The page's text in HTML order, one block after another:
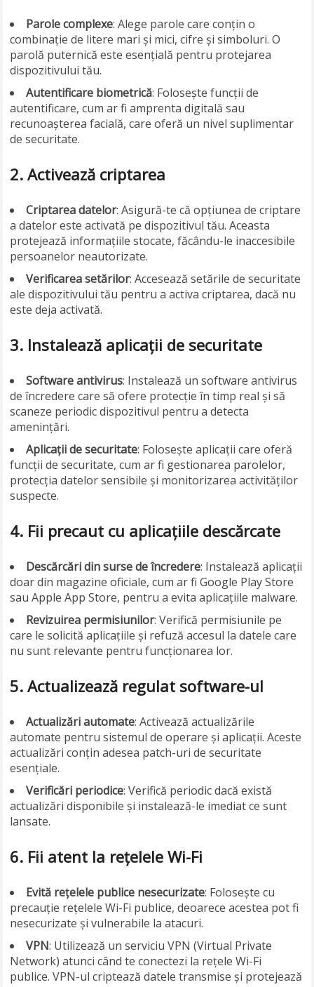
Parole complexe: Alege parole care conțin o
combinație de litere mari și mici, cifre și simboluri. O
parolă puternică este esențială pentru protejarea
dispozitivului tău.
Autentificare biometrică: Folosește funcții de
autentificare, cum ar fi amprenta digitală sau
recunoașterea facială, care oferă un nivel suplimentar
de securitate.
2.Activează criptarea
Criptarea datelor: Asigură-te că opțiunea de criptare
a datelor este activată pe dispozitivul tău. Aceasta
protejează informațiile stocate, făcându-le inaccesibile
persoanelor neautorizate.
Verificarea setărilor: Accesează setările de securitate
ale dispozitivului tău pentru a activa criptarea, dacă nu
este deja activată.
3. Instalează aplicații de securitate
Software antivirus: Instalează un software antivirus
de încredere care să ofere protecție în timp real și să
scaneze periodic dispozitivul pentru a detecta
amenințări.
Aplicații de securitate: Folosește aplicații care oferă
funcții de securitate, cum ar fi gestionarea parolelor,
protecția datelor sensibile și monitorizarea activităților
suspecte.
4. Fii precaut cu aplicațiile descărcate
Descărcări din surse de încredere: Instalează aplicații
doar din magazine oficiale, cum ar fi Google Play Store
sau Apple App Store, pentru a evita aplicațiile malware.
Revizuirea permisiunilor: Verifică permisiunile pe
care le solicită aplicațiile și refuză accesul la datele care
nu sunt relevante pentru funcționarea lor.
5.Actualizează regulat software-ul
Actualizări automate: Activează actualizările
automate pentru sistemul de operare și aplicații. Aceste
actualizări conțin adesea patch-uri de securitate
esențiale.
Verificări periodice: Verifică periodic dacă există
actualizări disponibile și instalează-le imediat ce sunt
lansate.
6. Fii atent la rețelele Wi-Fi
Evită rețelele publice nesecurizate: Folosește cu
precauție rețelele Wi-Fi publice, deoarece acestea pot fi
nesecurizate și vulnerabile la atacuri.
VPN: Utilizează un serviciu VPN (Virtual Private
Network) atunci când te conectezi la rețele Wi-Fi
publice. VPN-ul criptează datele transmise și protejează